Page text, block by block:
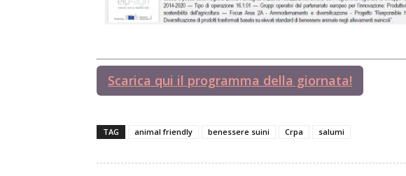
Scarica qui il programma della giornata!
TAG animal friendly benessere suini Crpa salumi